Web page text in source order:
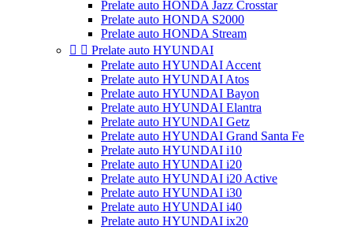
Prelate auto HONDA Jazz Crosstar
Prelate auto HONDA S2000
Prelate auto HONDA Stream
  Prelate auto HYUNDAI
Prelate auto HYUNDAI Accent
Prelate auto HYUNDAI Atos
Prelate auto HYUNDAI Bayon
Prelate auto HYUNDAI Elantra
Prelate auto HYUNDAI Getz
Prelate auto HYUNDAI Grand Santa Fe
Prelate auto HYUNDAI i10
Prelate auto HYUNDAI i20
Prelate auto HYUNDAI i20 Active
Prelate auto HYUNDAI i30
Prelate auto HYUNDAI i40
Prelate auto HYUNDAI ix20